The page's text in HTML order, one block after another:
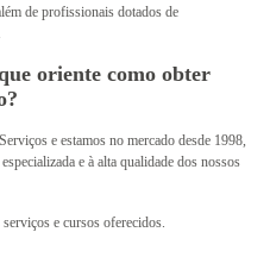
de profissionais dotados de
oriente como obter
e estamos no mercado desde 1998,
e à alta qualidade dos nossos
e cursos oferecidos.